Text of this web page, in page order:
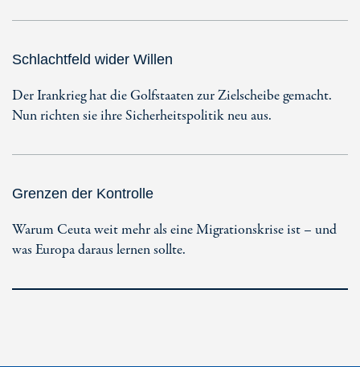
Schlachtfeld wider Willen
Der Irankrieg hat die Golfstaaten zur Zielscheibe gemacht.
Nun richten sie ihre Sicherheitspolitik neu aus.
Grenzen der Kontrolle
Warum Ceuta weit mehr als eine Migrationskrise ist – und
was Europa daraus lernen sollte.